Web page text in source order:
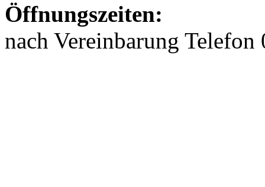
Öffnungszeiten:
nach Vereinbarung